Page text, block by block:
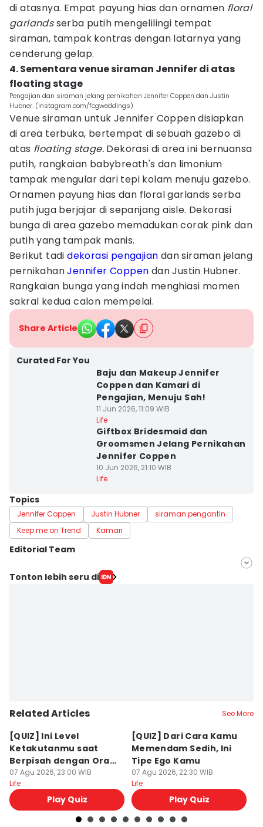
di atasnya. Empat payung hias dan ornamen floral
garlandsserba putih mengelilingi tempat
siraman, tampak kontras dengan latarnya yang
cenderung gelap.
4. Sementara venue siraman Jennifer di atas
floating stage
Pengajian dan siraman jelang pernikahan Jennifer Coppen dan Justin
Hubner. (Instagram.com/fcgweddings)
Venue siraman untuk Jennifer Coppen disiapkan
di area terbuka, bertempat di sebuah gazebo di
atas floating stage. Dekorasi di area ini bernuansa
putih, rangkaian babybreath's dan limonium
tampak mengular dari tepi kolam menuju gazebo.
Ornamen payung hias dan floral garlands serba
putih juga berjajar di sepanjang aisle. Dekorasi
bunga di area gazebo memadukan corak pink dan
putih yang tampak manis.
Berikut tadi dekorasi pengajian dan siraman jelang
pernikahanJennifer Coppen dan Justin Hubner.
Rangkaian bunga yang indah menghiasi momen
sakral kedua calon mempelai.
Share Article
Curated For You
Baju dan Makeup Jennifer
Coppen dan Kamari di
Pengajian, Menuju Sah!
11 Jun 2026, 11:09 WIB
Life
Giftbox Bridesmaid dan
Groomsmen Jelang Pernikahan
Jennifer Coppen
10 Jun 2026, 21:10 WIB
Life
Topics
Jennifer Coppen Justin Hubner
siraman pengantin
Keep me on Trend
Kamari
Editorial Team
Editor
Tonton lebih seru di
Related Articles See More
[QUIZ] Ini Level
Ketakutanmu saat
Berpisah dengan Orang
Lain
07 Agu 2026, 23:00 WIB
Life
Play Quiz
[QUIZ] Dari Cara Kamu
Memendam Sedih, Ini
Tipe Ego Kamu
07 Agu 2026, 22:30 WIB
Life
Play Quiz